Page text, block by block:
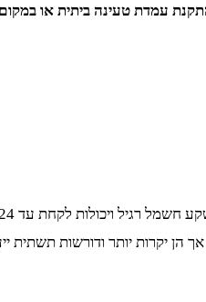
עמדת טעינה ביתית או
טעינה מהירה ביותר, אך הן יקרות יותר